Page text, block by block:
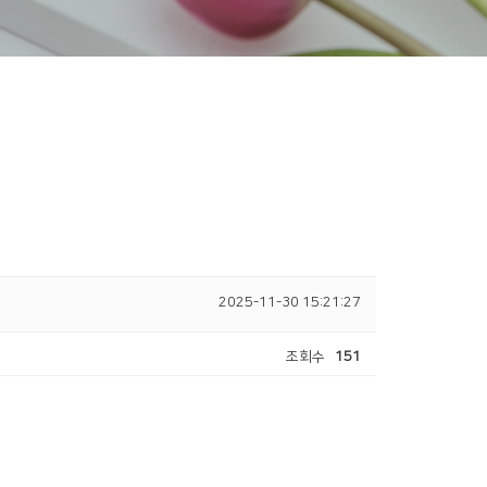
2025-11-30 15:21:27
조회수 151